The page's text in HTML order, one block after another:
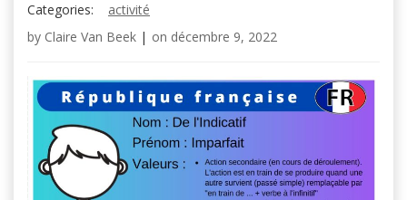
Categories:
activité
by Claire Van Beek | on décembre 9, 2022